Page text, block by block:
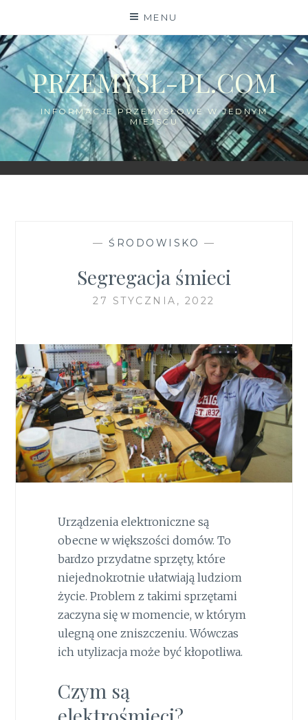
content
MENU
PRZEMYSŁ-PL.COM
INFORMACJE PRZEMYSŁOWE W JEDNYM
MIEJSCU
— ŚRODOWISKO —
Segregacja śmieci
27 STYCZNIA, 2022
Urządzenia elektroniczne są
obecne w większości domów. To
bardzo przydatne sprzęty, które
niejednokrotnie ułatwiają ludziom
życie. Problem z takimi sprzętami
zaczyna się w momencie, w którym
ulegną one zniszczeniu. Wówczas
ich utylizacja może być kłopotliwa.
Czym są